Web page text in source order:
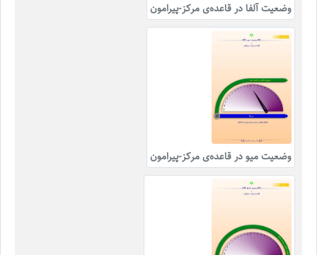
وضعیت آلفا در قاعده‌ی مرکز-پیرامون
وضعیت میو در قاعده‌ی مرکز-پیرامون